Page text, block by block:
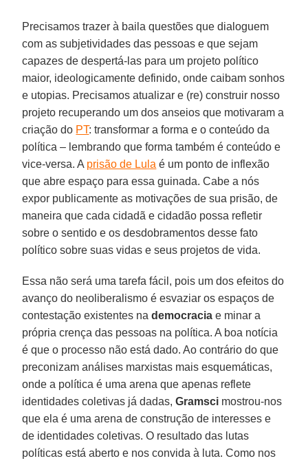
Precisamos trazer à baila questões que dialoguem
com as subjetividades das pessoas e que sejam
capazes de despertá-las para um projeto político
maior, ideologicamente definido, onde caibam sonhos
e utopias. Precisamos atualizar e (re) construir nosso
projeto recuperando um dos anseios que motivaram a
criação do PT: transformar a forma e o conteúdo da
política – lembrando que forma também é conteúdo e
vice-versa. A prisão de Lula é um ponto de inflexão
que abre espaço para essa guinada. Cabe a nós
expor publicamente as motivações de sua prisão, de
maneira que cada cidadã e cidadão possa refletir
sobre o sentido e os desdobramentos desse fato
político sobre suas vidas e seus projetos de vida.
Essa não será uma tarefa fácil, pois um dos efeitos do
avanço do neoliberalismo é esvaziar os espaços de
contestação existentes nademocracia e minar a
própria crença das pessoas na política. A boa notícia
é que o processo não está dado. Ao contrário do que
preconizam análises marxistas mais esquemáticas,
onde a política é uma arena que apenas reflete
identidades coletivas já dadas,Gramsci mostrou-nos
que ela é uma arena de construção de interesses e
de identidades coletivas. O resultado das lutas
políticas está aberto e nos convida à luta. Como nos